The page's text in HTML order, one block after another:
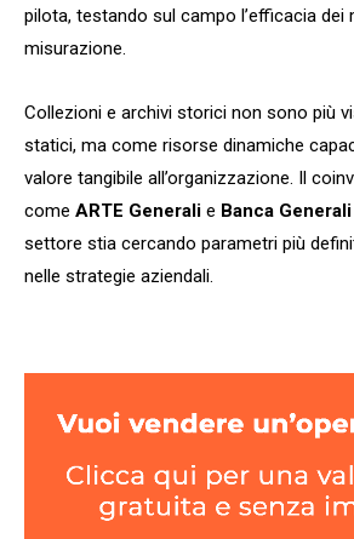
pilota, testando sul campo l’efficacia dei
misurazione.
Collezioni e archivi storici non sono più
statici, ma come risorse dinamiche
valore tangibile all’organizzazione. Il
come ARTE Generali e Banca Generali
settore stia cercando parametri più
nelle strategie aziendali.